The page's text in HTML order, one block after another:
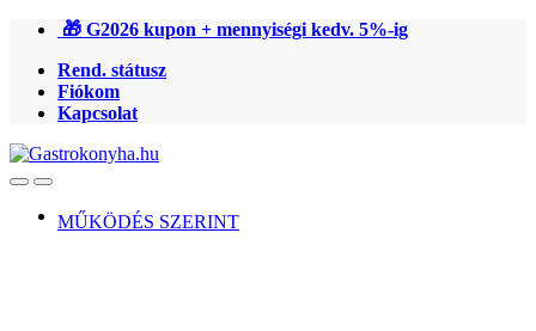
Ugrás
navigációhoz
Ugrás
tartalomra
🎁 G2026 kupon + mennyiségi kedv. 5%-ig
Rend. státusz
Fiókom
Kapcsolat
OpenClose
MŰKÖDÉS SZERINT